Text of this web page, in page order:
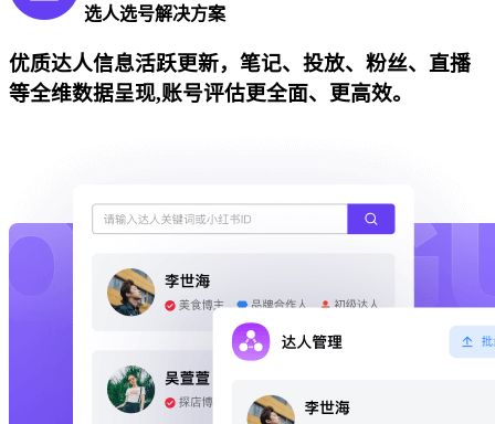
选人选号解决方案
优质达人信息活跃更新，笔记、投放、粉丝、直播
等全维数据呈现,账号评估更全面、更高效。